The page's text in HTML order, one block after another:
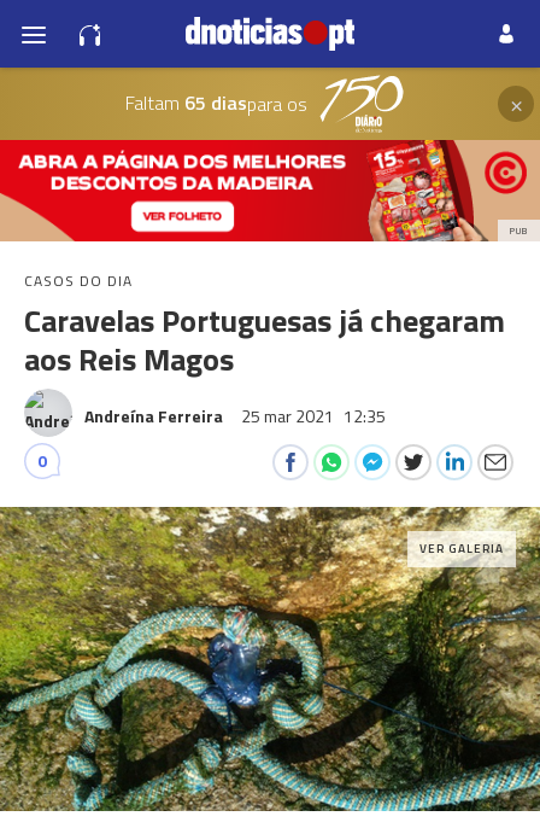
Faltam 65 diaspara os ×
PUB
CASOS DO DIA
Caravelas Portuguesas já chegaram
aos Reis Magos
Andreína Ferreira 25 mar 2021 12:35
0
VER GALERIA